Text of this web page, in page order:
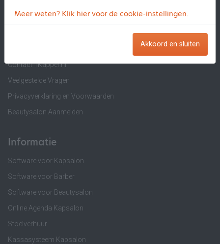
1Kapper.nl
Contact 1Kapper.nl
Veelgestelde Vragen
Privacyverklaring en Voorwaarden
Beautysalon Aanmelden
Informatie
Software voor Kapsalon
Software voor Barber
Software voor Beautysalon
Online Agenda Kapsalon
Stoelverhuur
Kassasysteem Kapsalon
Meer weten? Klik hier voor de cookie-instellingen.
Akkoord en sluiten